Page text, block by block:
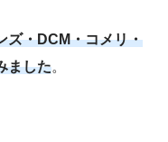
ズ・DCM・コメリ・
ました。